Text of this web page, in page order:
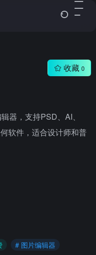
收藏 0
器，支持PSD、AI、
软件，适合设计师和普
# 图片编辑器